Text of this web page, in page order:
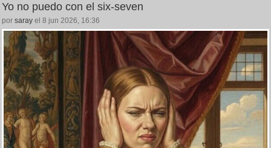
Yo no puedo con el six-seven
por saray el 8 jun 2026, 16:36